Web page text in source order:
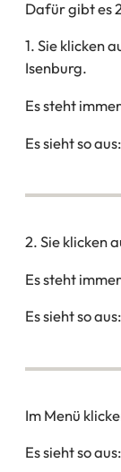
Dafür gibt es
1. Sie klicken
Isenburg.
Es steht
Es sieht so aus:
2. Sie klicken
Es steht
Es sieht so aus:
Im Menü
Es sieht so aus: